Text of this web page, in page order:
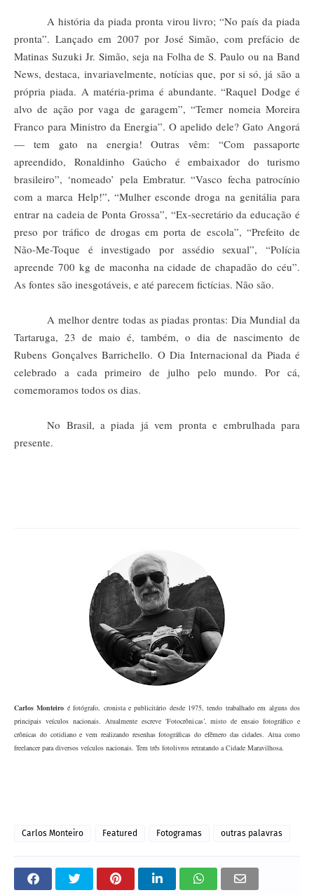
A história da piada pronta virou livro; “No país da piada
pronta”. Lançado em 2007 por José Simão, com prefácio de
Matinas Suzuki Jr. Simão, seja na Folha de S. Paulo ou na Band
News, destaca, invariavelmente, notícias que, por si só, já são a
própria piada. A matéria-prima é abundante. “Raquel Dodge é
alvo de ação por vaga de garagem”, “Temer nomeia Moreira
Franco para Ministro da Energia”. O apelido dele? Gato Angorá
— tem gato na energia! Outras vêm: “Com passaporte
apreendido, Ronaldinho Gaúcho é embaixador do turismo
brasileiro”, ‘nomeado’ pela Embratur. “Vasco fecha patrocínio
com a marca Help!”, “Mulher esconde droga na genitália para
entrar na cadeia de Ponta Grossa”, “Ex-secretário da educação é
preso por tráfico de drogas em porta de escola”, “Prefeito de
Não-Me-Toque é investigado por assédio sexual”, “Polícia
apreende 700 kg de maconha na cidade de chapadão do céu”.
As fontes são inesgotáveis, e até parecem fictícias. Não são.
A melhor dentre todas as piadas prontas: Dia Mundial da
Tartaruga, 23 de maio é, também, o dia de nascimento de
Rubens Gonçalves Barrichello. O Dia Internacional da Piada é
celebrado a cada primeiro de julho pelo mundo. Por cá,
comemoramos todos os dias.
No Brasil, a piada já vem pronta e embrulhada para
presente.
Carlos Monteiro é fotógrafo, cronista e publicitário desde 1975, tendo trabalhado em alguns dos
principais veículos nacionais. Atualmente escreve ‘Fotocrônicas’, misto de ensaio fotográfico e
crônicas do cotidiano e vem realizando resenhas fotográficas do efêmero das cidades. Atua como
freelancer para diversos veículos nacionais. Tem três fotolivros retratando a Cidade Maravilhosa.
Carlos Monteiro Featured Fotogramas outras palavras